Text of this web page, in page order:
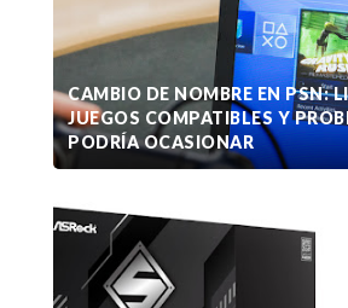
CAMBIO DE NOMBRE EN PSN:
JUEGOS COMPATIBLES Y
PODRÍA OCASIONAR